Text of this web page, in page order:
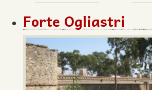
Forte Ogliastri